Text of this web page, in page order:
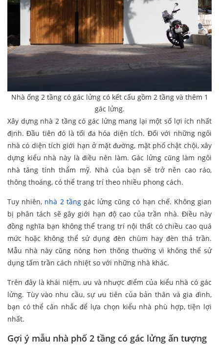
Nhà ống 2 tầng có gác lửng có kết cấu gồm 2 tầng và thêm 1
gác lửng.
Xây dựng nhà 2 tầng có gác lửng mang lại một số lợi ích nhất
định. Đầu tiên đó là tối đa hóa diện tích. Đối với những ngôi
nhà có diện tích giới hạn ở mặt đường, mặt phố chật chội, xây
dựng kiểu nhà này là điều nên làm. Gác lửng cũng làm ngôi
nhà tăng tính thẩm mỹ. Nhà của bạn sẽ trở nên cao ráo,
thông thoáng, có thể trang trí theo nhiều phong cách.
Tuy nhiên, nhà 2 tầnggác lửng cũng có hạn chế. Không gian
bị phân tách sẽ gây giới hạn độ cao của trần nhà. Điều này
đồng nghĩa bạn không thể trang trí nội thất có chiều cao quá
mức hoặc không thể sử dụng đèn chùm hay đèn thả trần.
Mẫu nhà này cũng nóng hơn thông thường vì không thể sử
dụng tấm trần cách nhiệt so với những nhà khác.
Trên đây là khái niệm, ưu và nhược điểm của kiểu nhà có gác
lửng. Tùy vào nhu cầu, sự ưu tiên của bản thân và gia đình,
bạn có thể cân nhắc để lựa chọn kiểu nhà phù hợp, tiện lợi
nhất.
Gợi ý mẫu nhà phố 2 tầng có gác lửng ấn tượng